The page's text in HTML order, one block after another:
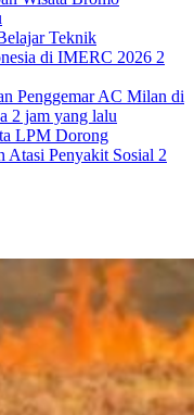
Teknik
di IMERC 2026 2
Penggemar AC Milan di
2 jam yang lalu
LPM Dorong
Atasi Penyakit Sosial 2